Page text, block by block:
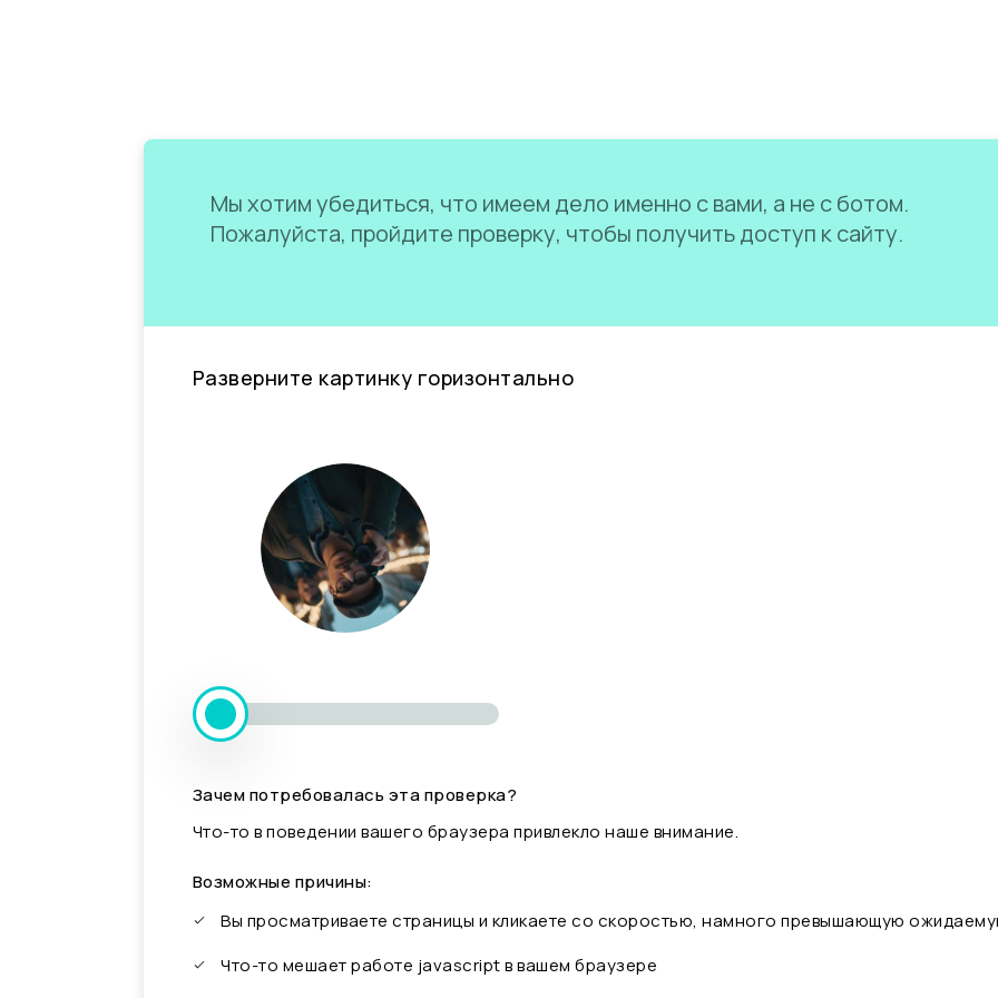
Мы хотим убедиться, что имеем дело именно с вами, а не с ботом.
Пожалуйста, пройдите проверку, чтобы получить доступ к сайту.
Разверните картинку горизонтально
Зачем потребовалась эта проверка?
Что-то в поведении вашего браузера привлекло наше внимание.
Возможные причины:
Вы просматриваете страницы и кликаете со скоростью, намного превышающую
Что-то мешает работе javascript в вашем браузере